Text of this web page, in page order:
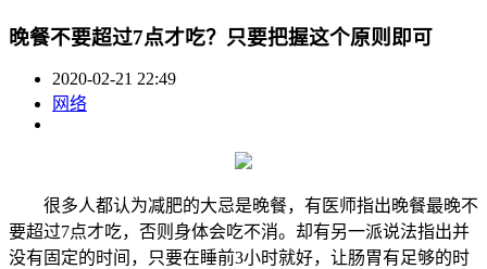
晚餐不要超过7点才吃？只要把握这个原则即可
2020-02-21 22:49
网络
很多人都认为减肥的大忌是晚餐，有医师指出晚餐最晚不
要超过7点才吃，否则身体会吃不消。却有另一派说法指出并
没有固定的时间，只要在睡前3小时就好，让肠胃有足够的时